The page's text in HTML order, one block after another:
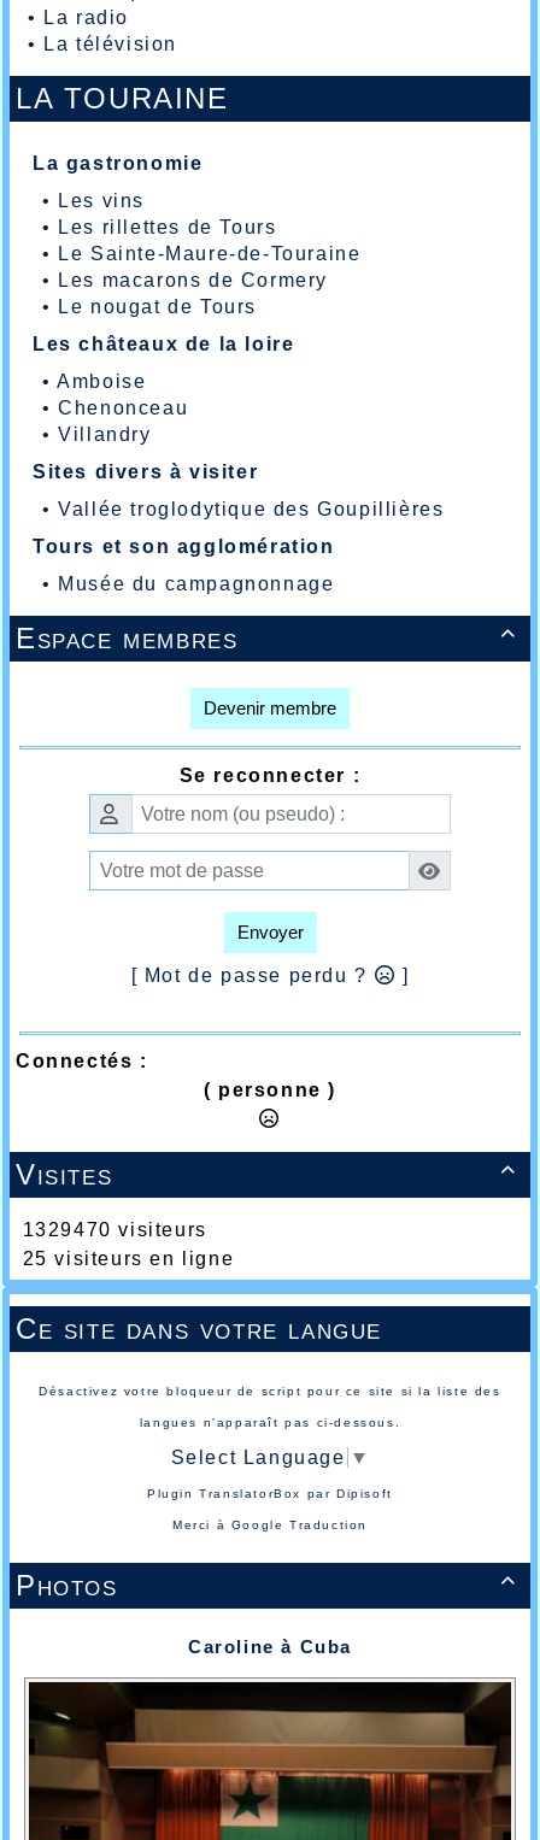
•
La radio
•
La télévision
LA TOURAINE
La gastronomie
•
Les vins
•
Les rillettes de Tours
•
Le Sainte-Maure-de-Touraine
•
Les macarons de Cormery
•
Le nougat de Tours
Les châteaux de la loire
•Amboise
•Chenonceau
•Villandry
Sites divers à visiter
•Vallée troglodytique des Goupillières
Tours et son agglomération
• Musée du campagnonnage

Espace membres
Devenir membre
Se reconnecter :
Envoyer
[ Mot de passe perdu ? ]
Connectés :
( personne )

Visites
1329470 visiteurs
25 visiteurs en ligne
Ce site dans votre langue
Désactivez votre bloqueur de script pour ce site si la liste des
langues n'apparaît pas ci-dessous.
Select Language ▼
Plugin TranslatorBox parDipisoft
Merci à Google Traduction

Photos
Caroline à Cuba